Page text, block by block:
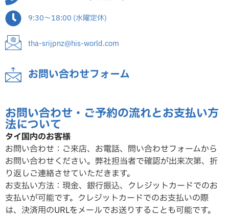
9:30～18:00 (水曜定休)
tha-srijpnz@his-world.com
お問い合わせフォーム
お問い合わせ・ご予約の流れとお支払い方
法について
タイ国内のお客様
お問い合わせ：ご来店、お電話、問い合わせフォームから
お問い合わせください。弊社担当者で確認が出来次第、折
り返しご連絡させていただきます。
お支払い方法：現金、銀行振込、クレジットカードでのお
支払いが可能です。クレジットカードでのお支払いの際
は、決済用のURLをメールでお送りすることも可能です。